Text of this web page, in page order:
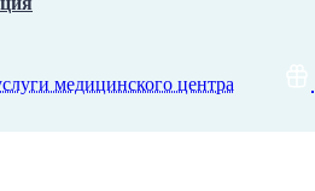
медицинского центра